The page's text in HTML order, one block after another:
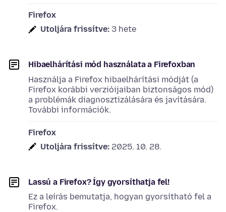
Firefox
Utoljára frissítve: 3 hete
Hibaelhárítási mód használata a Firefoxban
Használja a Firefox hibaelhárítási módját (a
Firefox korábbi verzióijaiban biztonságos mód)
a problémák diagnosztizálására és javítására.
További információk.
Firefox
Utoljára frissítve: 2025. 10. 28.
Lassú a Firefox? Így gyorsíthatja fel!
Ez a leírás bemutatja, hogyan gyorsítható fel a
Firefox.